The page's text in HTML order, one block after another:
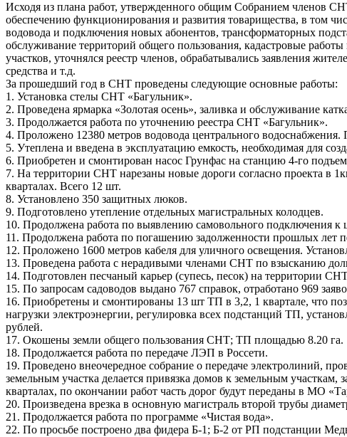
Исходя из плана работ, утвержденного общим Собранием членов
обеспечению функционирования и развития товарищества, в том
водовода и подключения новых абонентов, трансформаторных
обслуживание территорий общего пользования, кадастровые
участков, уточнялся реестр членов, обрабатывались заявления
средства и т.д.
За прошедший год в СНТ проведены следующие основные работы:
1. Установка стелы СНТ «Багульник».
2. Проведена ярмарка «Золотая осень», заливка и обслуживание
3. Продолжается работа по уточнению реестра СНТ «Багульник».
4. Проложено 12380 метров водовода центрального
5. Утеплена и введена в эксплуатацию емкость, необходимая для
6. Приобретен и смонтирован насос Грунфас на станцию 4-го
7. На территории СНТ нарезаны новые дороги согласно проекта в
кварталах. Всего 12 шт.
8. Установлено 350 защитных люков.
9. Подготовлено утепление отдельных магистральных колодцев.
10. Продолжена работа по выявлению самовольного подключения к
11. Продолжена работа по погашению задолженности прошлых лет
12. Проложено 1600 метров кабеля для уличного освещения.
13. Проведена работа с нерадивыми членами СНТ по взысканию
14. Подготовлен песчаный карьер (супесь, песок) на территории
15. По запросам садоводов выдано 767 справок, отработано 969
16. Приобретены и смонтированы 13 шт ТП в 3,2, 1 квартале, что
нагрузки электроэнергии, регулировка всех подстанций ТП,
рублей.
17. Окошены земли общего пользования СНТ; ТП площадью 8.20 га.
18. Продолжается работа по передаче ЛЭП в Россети.
19. Проведено внеочередное собрание о передаче электролиний,
земельным участка делается привязка домов к земельным
кварталах, по окончании работ часть дорог будут переданы в МО
20. Произведена врезка в основную магистраль второй трубы
21. Продолжается работа по программе «Чистая вода».
22. По просьбе построено два фидера Б-1; Б-2 от РП подстанции